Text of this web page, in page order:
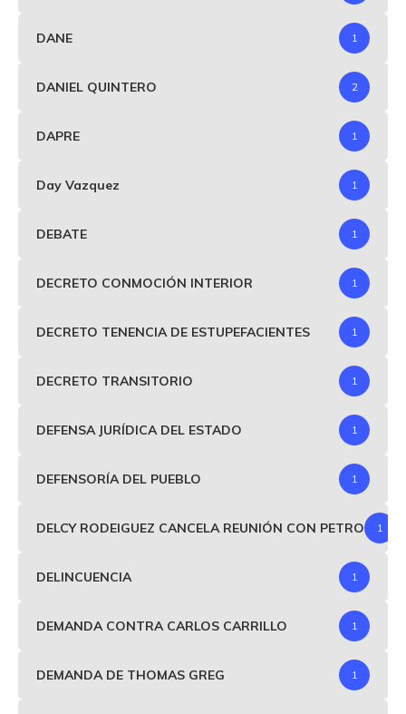
DANE 1
DANIEL QUINTERO 2
DAPRE 1
Day Vazquez 1
DEBATE 1
DECRETO CONMOCIÓN INTERIOR 1
DECRETO TENENCIA DE ESTUPEFACIENTES 1
DECRETO TRANSITORIO 1
DEFENSA JURÍDICA DEL ESTADO 1
DEFENSORÍA DEL PUEBLO 1
DELCY RODEIGUEZ CANCELA REUNIÓN CON PETRO 1
DELINCUENCIA 1
DEMANDA CONTRA CARLOS CARRILLO 1
DEMANDA DE THOMAS GREG 1